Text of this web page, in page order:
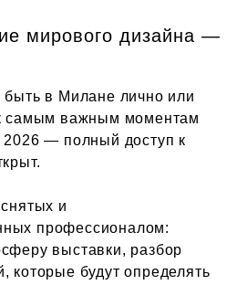
мирового дизайна —
в Милане лично или
самым важным моментам
— полный доступ к
и
профессионалом:
выставки, разбор
которые будут определять